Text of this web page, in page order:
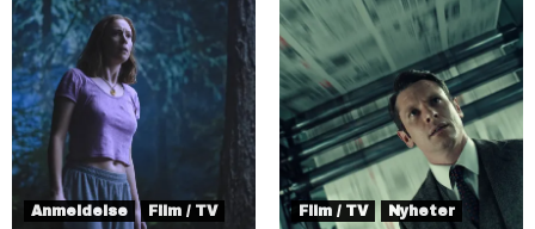
Anmeldelse Film / TV Film / TV Nyheter